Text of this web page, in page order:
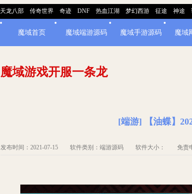
天龙八部 传奇世界 奇迹 DNF 热血江湖 梦幻西游 征途 神途
魔域首页 魔域端游源码 魔域手游源码 魔域
魔域游戏开服一条龙
[端游] 【油蝶】
发布时间：2021-07-15 软件类别：端游源码 软件大小： 免责申